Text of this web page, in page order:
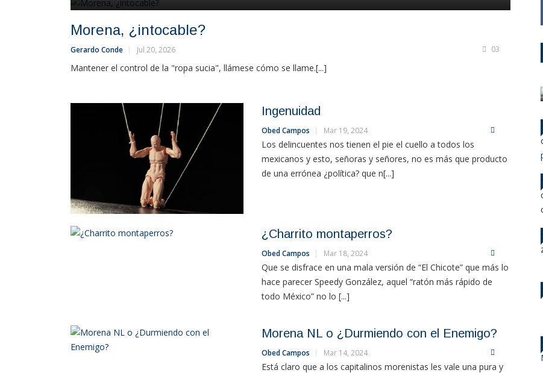
Morena, ¿intocable?
Gerardo Conde Jul 20, 2026 03
Mantener el control de la "ropa sucia", llámese cómo se llame.[...]
Ingenuidad
Obed Campos Mar 19, 2024
Los delincuentes nos tienen el pie el cuello a todos los
mexicanos y esto, señoras y señores, no es más que producto
de una errónea ¿política? que n[...]
¿Charrito montaperros?
Obed Campos Mar 18, 2024
Que se disfrace en una mala versión de “El Chicote” que más lo
hace parecer Speedy González, aquel “ratón más rápido de
todo México” no lo [...]
Morena NL o ¿Durmiendo con el Enemigo?
Obed Campos Mar 14, 2024
Está claro que a los capitalinos morenistas les vale una pura y